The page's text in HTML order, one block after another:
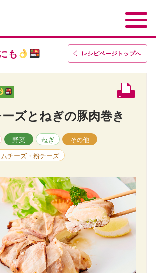
レシピページトップへ
も
ズとねぎの豚肉巻き
野菜 ねぎ その他
チーズ・粉チーズ